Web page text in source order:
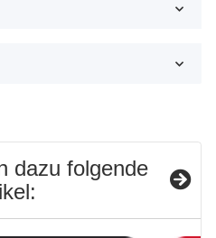
dazu folgende